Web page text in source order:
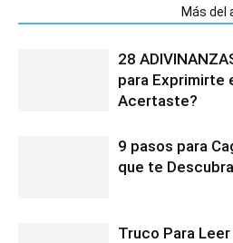
Más del
28
para Exprimirte
Acertaste?
9 pasos para
que te
Truco Para